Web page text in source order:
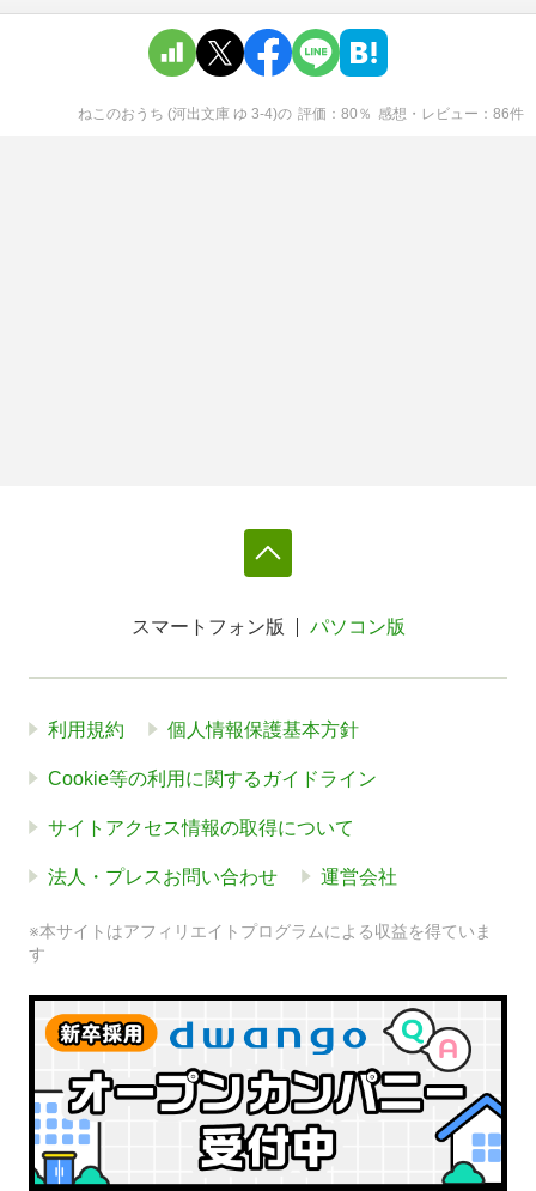
ねこのおうち (河出文庫 ゆ 3-4)の 評価 80 ％ 感想・レビュー 86件
スマートフォン版 パソコン版
利用規約 個人情報保護基本方針
Cookie等の利用に関するガイドライン
サイトアクセス情報の取得について
法人・プレスお問い合わせ 運営会社
※本サイトはアフィリエイトプログラムによる収益を得ていま
す